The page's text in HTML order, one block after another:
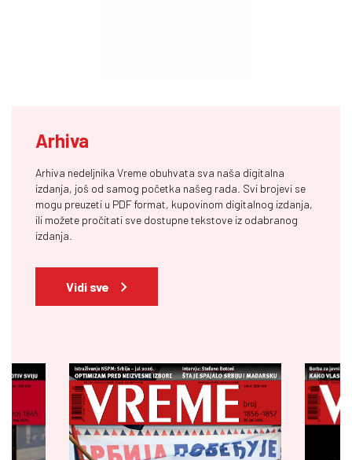
Arhiva
Arhiva nedeljnika Vreme obuhvata sva naša digitalna
izdanja, još od samog početka našeg rada. Svi brojevi se
mogu preuzeti u PDF format, kupovinom digitalnog izdanja,
ili možete pročitati sve dostupne tekstove iz odabranog
izdanja.
Vidi sve